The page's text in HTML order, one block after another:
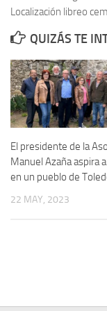
Memoria Histórica
Investigación
1947).
Informe
Informe de la
Enciclopedia
Militantes
Personajes
Localización libreo
QUIZÁS TE
El presidente de la
Manuel Azaña aspira
en un pueblo de
22 MAY, 2023